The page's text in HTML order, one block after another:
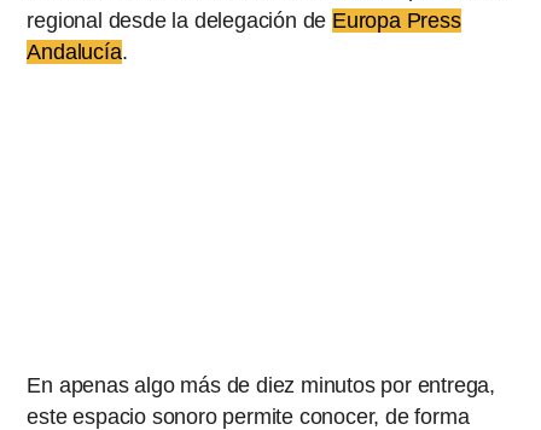
regional desde la delegación de Europa Press
Andalucía.
En apenas algo más de diez minutos por entrega,
este espacio sonoro permite conocer, de forma